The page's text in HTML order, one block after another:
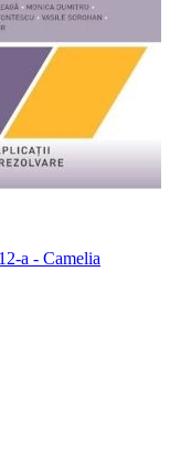
a - Camelia